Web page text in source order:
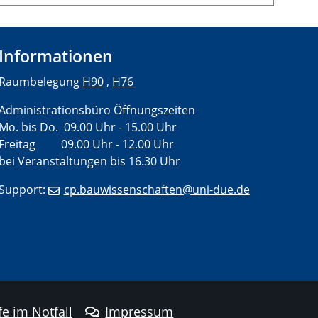
Informationen
Raumbelegung H90, H76
Öffnungszeiten
Mo. bis Do. 09.00 Uhr - 15.00 Uhr
Freitag 09.00 Uhr - 12.00 Uhr
bei Veranstaltungen bis 16.30 Uhr
cp.bauwissenschaften@uni-due.de
im Notfall Impressum